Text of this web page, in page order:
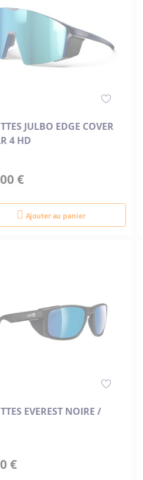
JULBO EDGE COVER
4 HD
€
Ajouter au panier
EVEREST NOIRE /
€